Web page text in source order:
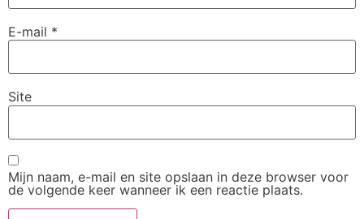
E-mail *
Site
Mijn naam, e-mail en site opslaan in deze browser voor
de volgende keer wanneer ik een reactie plaats.